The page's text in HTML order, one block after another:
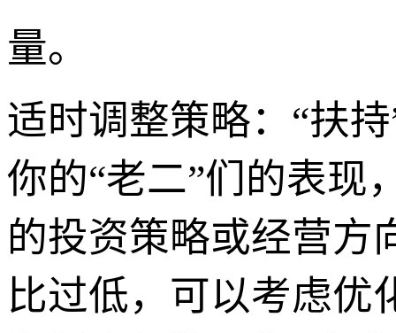
量。
适时调整策略：“扶
你的“老二”们的表现
的投资策略或经营方
比过低，可以考虑优